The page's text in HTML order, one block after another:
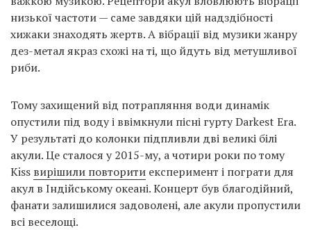
низької частоти — саме завдяки цій надздібності
хижаки знаходять жертв. А вібрації від музики жанру
дез-метал якраз схожі на ті, що йдуть від метушливої
риби.
Тому захищений від потрапляння води динамік
опустили під воду і ввімкнули пісні гурту Darkest Era.
У результаті до колонки підпливли дві великі білі
акули. Це сталося у 2015-му, а чотири роки по тому
Kiss вирішили повторити експеримент і пограти для
акул в Індійському океані. Концерт був благодійний,
фанати залишилися задоволені, але акули пропустили
всі веселощі.